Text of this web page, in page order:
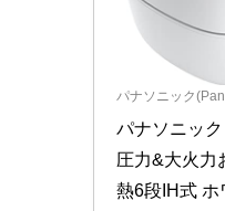
パナソニック
パナソニッ
圧力&大火力
熱6段IH式 ホ